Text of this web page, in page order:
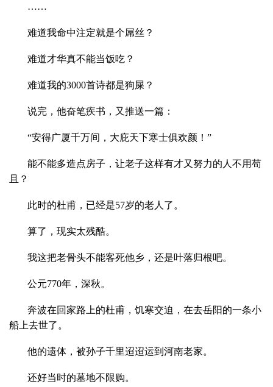
……
难道我命中注定就是个屌丝？
难道才华真不能当饭吃？
难道我的3000首诗都是狗屎？
说完，他奋笔疾书，又推送一篇：
“安得广厦千万间，大庇天下寒士俱欢颜！”
能不能多造点房子，让老子这样有才又努力的人不用苟
且？
此时的杜甫，已经是57岁的老人了。
算了，现实太残酷。
我这把老骨头不能客死他乡，还是叶落归根吧。
公元770年，深秋。
奔波在回家路上的杜甫，饥寒交迫，在去岳阳的一条小
船上去世了。
他的遗体，被孙子千里迢迢运到河南老家。
还好当时的墓地不限购。